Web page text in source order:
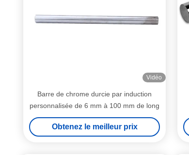
Vidéo
Barre de chrome durcie par induction
personnalisée de 6 mm à 100 mm de long
Obtenez le meilleur prix